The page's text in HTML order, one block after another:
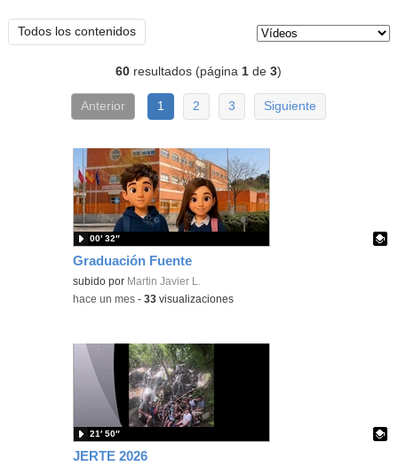
Todos los contenidos
60 resultados (página1 de3)
Anterior 1 2 3 Siguiente
Graduación Fuente
Contenido educativo.
subido por Martin Javier L.
00′ 32″
-hace un mes -33 visualizaciones
JERTE 2026
21′ 50″